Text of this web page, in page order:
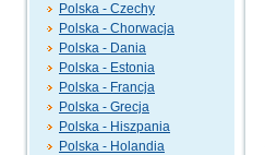
Polska - Czechy
Polska - Chorwacja
Polska - Dania
Polska - Estonia
Polska - Francja
Polska - Grecja
Polska - Hiszpania
Polska - Holandia